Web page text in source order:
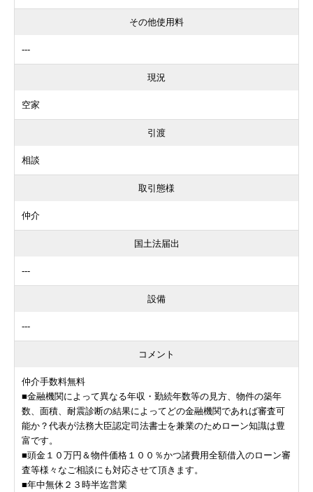
その他使用料
---
現況
空家
引渡
相談
取引態様
仲介
国土法届出
---
設備
---
コメント
仲介手数料無料
■金融機関によって異なる年収・勤続年数等の見方、物件の築年
数、面積、耐震診断の結果によってどの金融機関であれば審査可
能か？代表が法務大臣認定司法書士を兼業のためローン知識は豊
富です。
■頭金１０万円＆物件価格１００％かつ諸費用全額借入のローン審
査等様々なご相談にも対応させて頂きます。
■年中無休２３時半迄営業